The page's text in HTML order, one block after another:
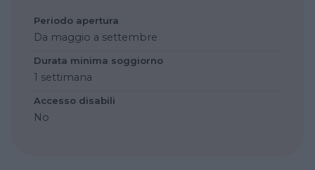
Periodo apertura
Da maggio a settembre
Durata minima soggiorno
1 settimana
Accesso disabili
No